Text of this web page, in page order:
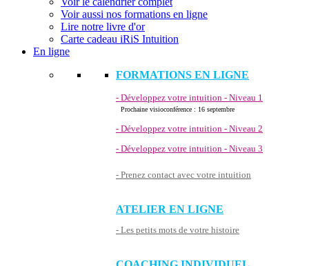
Voir aussi nos formations en ligne
Lire notre livre d'or
Carte cadeau iRiS Intuition
En ligne
FORMATIONS EN LIGNE
- Développez votre intuition - Niveau 1
Prochaine visioconférence : 16 septembre
- Développez votre intuition - Niveau 2
- Développez votre intuition - Niveau 3
- Prenez contact avec votre intuition
ATELIER EN LIGNE
- Les petits mots de votre histoire